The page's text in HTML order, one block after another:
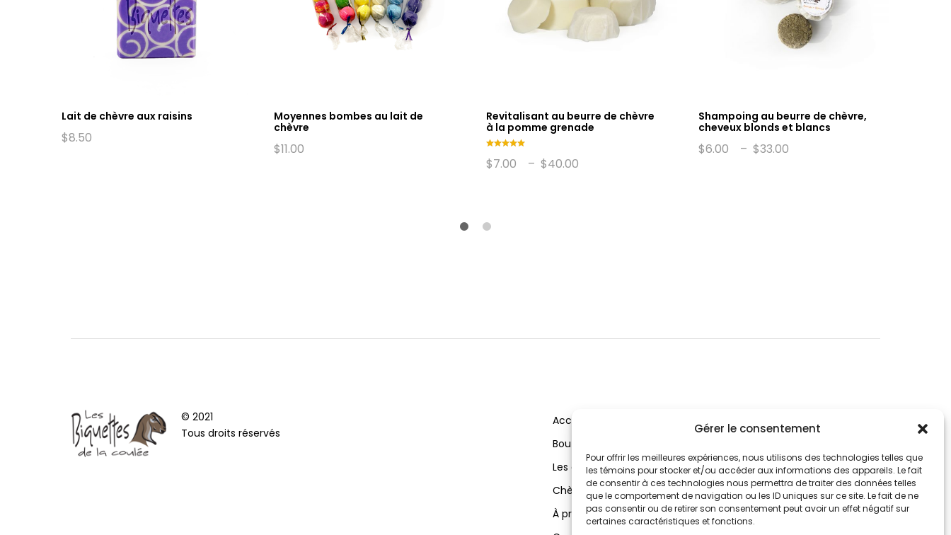
Gérer le consentement
Pour offrir les meilleures expériences, nous utilisons des technologies telles que
les témoins pour stocker et/ou accéder aux informations des appareils. Le fait
de consentir à ces technologies nous permettra de traiter des données telles
que le comportement de navigation ou les ID uniques sur ce site. Le fait de ne
pas consentir ou de retirer son consentement peut avoir un effet négatif sur
certaines caractéristiques et fonctions.
Lait de chèvre aux raisins
$8.50
Moyennes bombes au lait de
chèvre
$11.00
Revitalisant au beurre de chèvre
à la pomme grenade
Note
5.00
$7.00 – $40.00
Shampoing au beurre de chèvre,
cheveux blonds et blancs
$6.00 – $33.00
© 2021
Tous droits réservés
Accueil
Boutique
Les actualités
Chèvres
À propos